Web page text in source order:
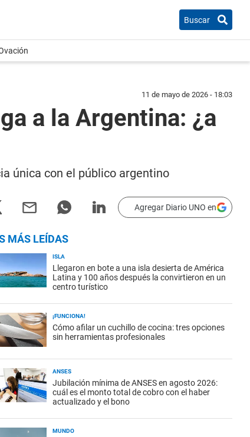
Buscar
11 de mayo de 2026 - 18:03
a la Argentina: ¿a
única con el público argentino
Agregar Diario UNO en
MÁS LEÍDAS
ISLA
Llegaron en bote a una isla desierta de América
Latina y 100 años después la convirtieron en un
centro turístico
¡FUNCIONA!
Cómo afilar un cuchillo de cocina: tres opciones
sin herramientas profesionales
ANSES
Jubilación mínima de ANSES en agosto 2026:
cuál es el monto total de cobro con el haber
actualizado y el bono
MUNDO